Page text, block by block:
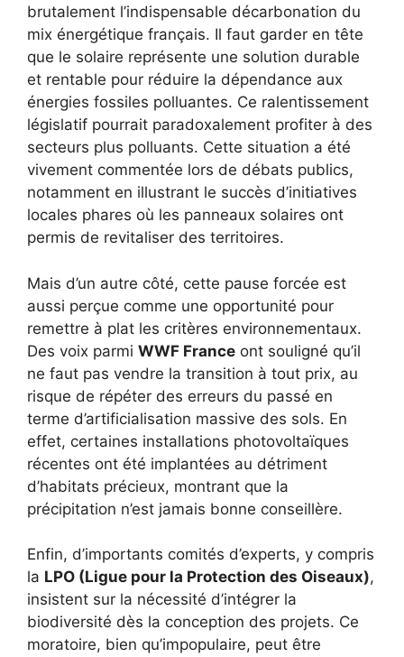
brutalement l’indispensable décarbonation du
mix énergétique français. Il faut garder en tête
que le solaire représente une solution durable
et rentable pour réduire la dépendance aux
énergies fossiles polluantes. Ce ralentissement
législatif pourrait paradoxalement profiter à des
secteurs plus polluants. Cette situation a été
vivement commentée lors de débats publics,
notamment en illustrant le succès d’initiatives
locales phares où les panneaux solaires ont
permis de revitaliser des territoires.
Mais d’un autre côté, cette pause forcée est
aussi perçue comme une opportunité pour
remettre à plat les critères environnementaux.
Des voix parmi WWF France ont souligné qu’il
ne faut pas vendre la transition à tout prix, au
risque de répéter des erreurs du passé en
terme d’artificialisation massive des sols. En
effet, certaines installations photovoltaïques
récentes ont été implantées au détriment
d’habitats précieux, montrant que la
précipitation n’est jamais bonne conseillère.
Enfin, d’importants comités d’experts, y compris
la LPO (Ligue pour la Protection des Oiseaux),
insistent sur la nécessité d’intégrer la
biodiversité dès la conception des projets. Ce
moratoire, bien qu’impopulaire, peut être